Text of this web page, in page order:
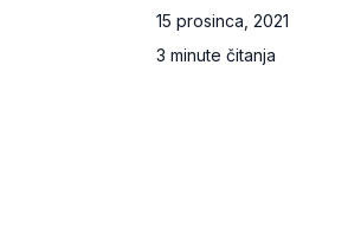
15 prosinca, 2021
3 minute čitanja